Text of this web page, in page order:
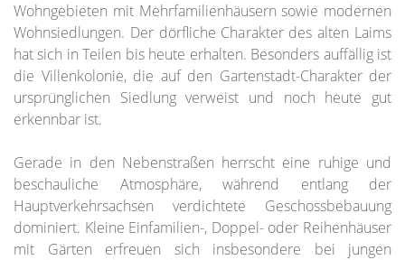
Wohngebieten mit Mehrfamilienhäusern sowie modernen
Wohnsiedlungen. Der dörfliche Charakter des alten Laims
hat sich in Teilen bis heute erhalten. Besonders auffällig ist
die Villenkolonie, die auf den Gartenstadt-Charakter der
ursprünglichen Siedlung verweist und noch heute gut
erkennbar ist.
Gerade in den Nebenstraßen herrscht eine ruhige und
beschauliche Atmosphäre, während entlang der
Hauptverkehrsachsen verdichtete Geschossbebauung
dominiert. Kleine Einfamilien-, Doppel- oder Reihenhäuser
mit Gärten erfreuen sich insbesondere bei jungen